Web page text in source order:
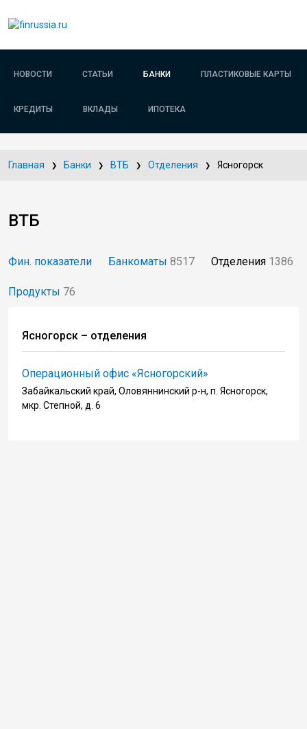
НОВОСТИ СТАТЬИ БАНКИ ПЛАСТИКОВЫЕ КАРТЫ
КРЕДИТЫ ВКЛАДЫ ИПОТЕКА
Главная Банки ВТБ Отделения Ясногорск
ВТБ
Фин. показатели Банкоматы 8517 Отделения 1386
Продукты 76
Ясногорск – отделения
Операционный офис «Ясногорский»
Забайкальский край, Оловяннинский р-н, п. Ясногорск,
мкр. Степной, д. 6